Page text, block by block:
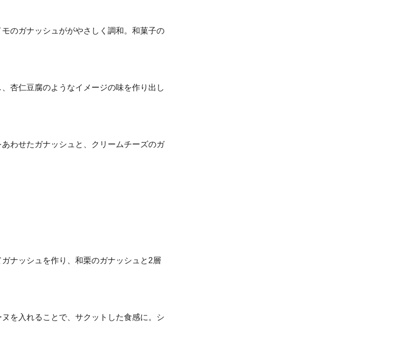
のガナッシュががやさしく調和。和菓子の
杏仁豆腐のようなイメージの味を作り出し
わせたガナッシュと、クリームチーズのガ
ナッシュを作り、和栗のガナッシュと2層
を入れることで、サクットした食感に。シ